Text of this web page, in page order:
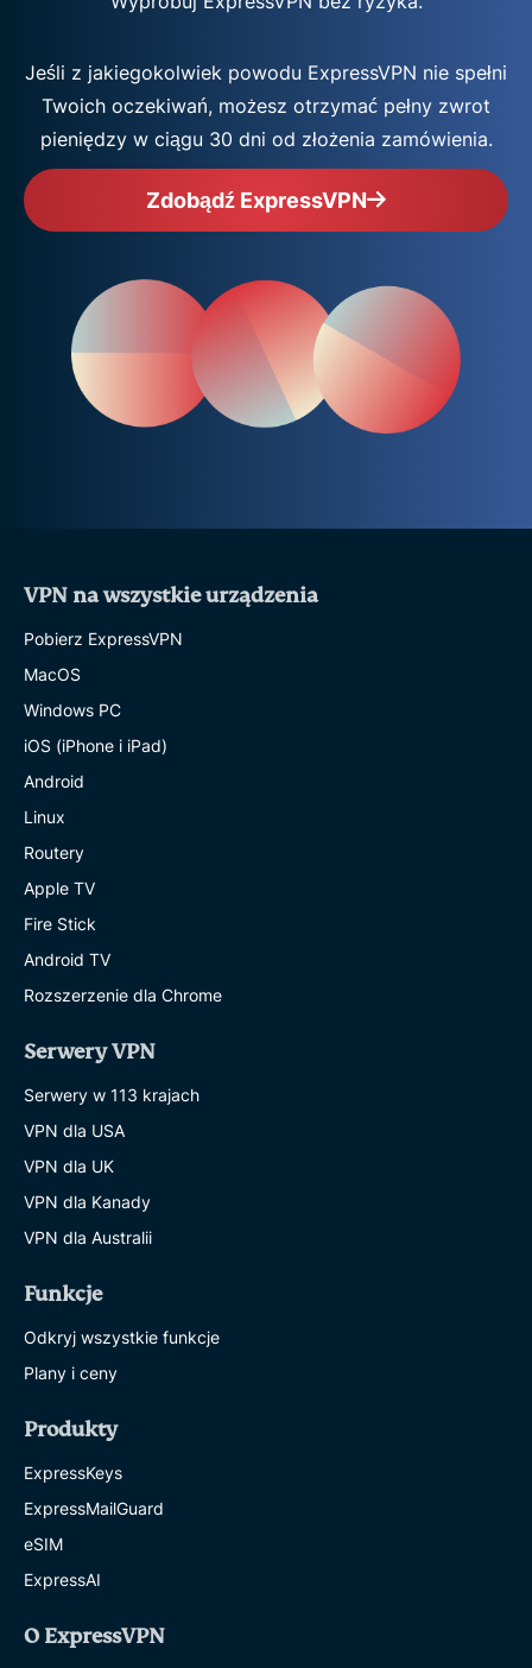
Jeśli z jakiegokolwiek powodu ExpressVPN nie spełni
Twoich oczekiwań, możesz otrzymać pełny zwrot
pieniędzy w ciągu 30 dni od złożenia zamówienia.
Zdobądź ExpressVPN
VPN na wszystkie urządzenia
Pobierz ExpressVPN
MacOS
Windows PC
iOS (iPhone i iPad)
Android
Linux
Routery
Apple TV
Fire Stick
Android TV
Rozszerzenie dla Chrome
Serwery VPN
Serwery w 113 krajach
VPN dla USA
VPN dla UK
VPN dla Kanady
VPN dla Australii
Funkcje
Odkryj wszystkie funkcje
Plany i ceny
Produkty
ExpressKeys
ExpressMailGuard
eSIM
ExpressAI
O ExpressVPN